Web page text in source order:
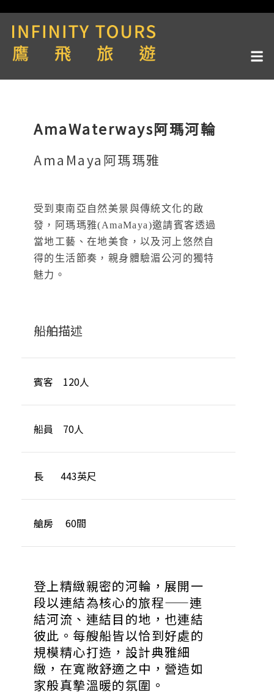
AmaWaterways阿瑪河輪
AmaMaya阿瑪瑪雅
受到東南亞自然美景與傳統文化的啟
發，阿瑪瑪雅(AmaMaya)邀請賓客透過
當地工藝、在地美食，以及河上悠然自
得的生活節奏，親身體驗湄公河的獨特
魅力。
船舶描述
賓客 120人
船員 70人
長 443英尺
艙房 60間
登上精緻親密的河輪，展開一
段以連結為核心的旅程——連
結河流、連結目的地，也連結
彼此。每艘船皆以恰到好處的
規模精心打造，設計典雅細
緻，在寬敞舒適之中，營造如
家般真摯溫暖的氛圍。